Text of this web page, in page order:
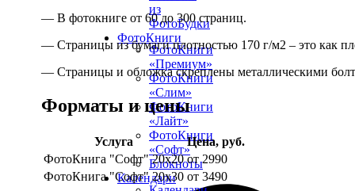
из
ФотоБудки
ФотоКниги
ФотоКниги
«Премиум»
ФотоКниги
«Слим»
ФотоКниги
«Лайт»
ФотоКниги
«Софт»
Блокноты
Календари
— В фотокниге от 60 до 300 страниц.
— Страницы из бумаги плотностью 170 г/м2 – это как
— Страницы и обложка скреплены металлическими
Форматы и цены
Услуга
Цена, руб.
ФотоКнига "Софт" 20х20 от 2990
ФотоКнига "Софт" 20х30 от 3490